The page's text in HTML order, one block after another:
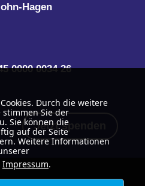
Hagen
0000 0034 26
Jetzt spenden
Durch die weitere
Sie der
Sie können die
auf der Seite
Weitere Informationen
Impressum.